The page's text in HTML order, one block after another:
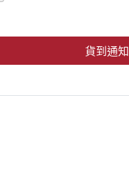
貨到通知